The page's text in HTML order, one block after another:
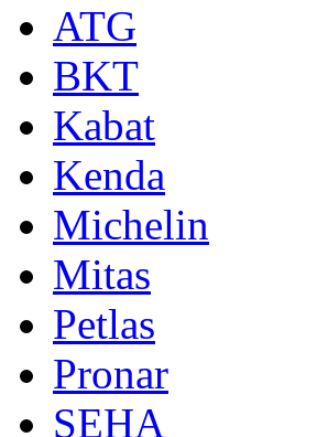
ATG
BKT
Kabat
Kenda
Michelin
Mitas
Petlas
Pronar
SEHA